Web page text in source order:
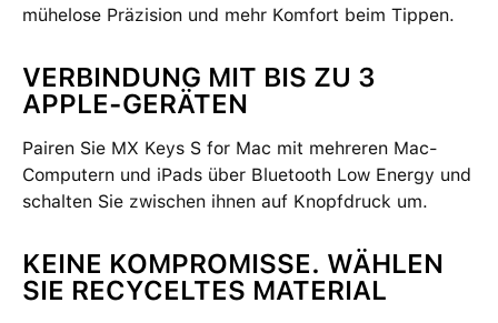
mühelose Präzision und mehr Komfort beim Tippen.
VERBINDUNG MIT BIS ZU 3
APPLE-GERÄTEN
Pairen Sie MX Keys S for Mac mit mehreren Mac-
Computern und iPads über Bluetooth Low Energy und
schalten Sie zwischen ihnen auf Knopfdruck um.
KEINE KOMPROMISSE. WÄHLEN
SIE RECYCELTES MATERIAL